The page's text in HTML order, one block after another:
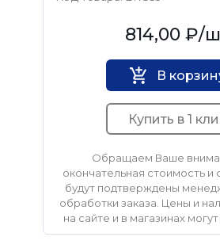
814,00 ₽/
В
Купить в 1
Обращаем Ваше
окончательная стоимость и
будут подтверждены
обработки заказа. Цены и
на сайте и в магазинах могут